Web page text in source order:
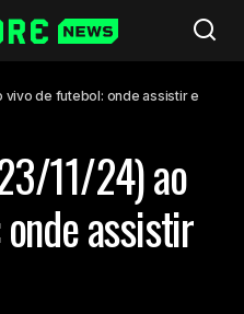
vivo de futebol: onde assistir e
11/24) ao
assistir